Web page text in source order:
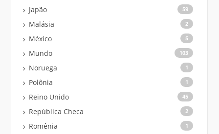
Japão 59
Malásia 2
México 5
Mundo 103
Noruega 1
Polônia 1
Reino Unido 45
República Checa 2
Romênia 1